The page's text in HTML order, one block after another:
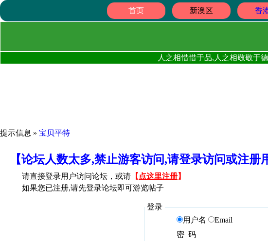
首页 新澳区 香
人之相惜惜于品,人之相敬敬于
提示信息 » 宝贝平特
【论坛人数太多,禁止游客访问,请登录访问或注
请直接登录用户访问论坛，或请 【 点这里注册】
如果您已注册,请先登录论坛即可游览帖子
登录
用户名
Email
密 码